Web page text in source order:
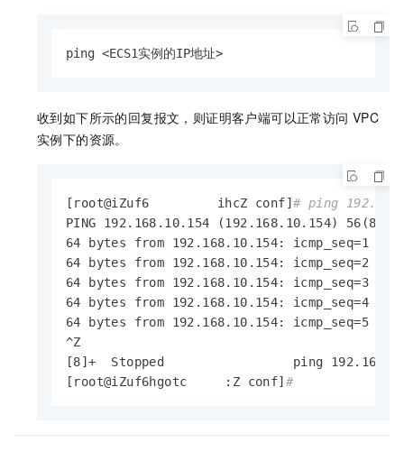
ping <ECS1实例的IP地址>
收到如下所示的回复报文，则证明客户端可以正常访问 VPC
实例下的资源。
[root@iZuf6         ihcZ conf] # ping
PING 192.168.10.154 (192.168.10.154)
64 bytes from 192.168.10.154: icmp_seq=1
64 bytes from 192.168.10.154: icmp_seq=2
64 bytes from 192.168.10.154: icmp_seq=3
64 bytes from 192.168.10.154: icmp_seq=4
64 bytes from 192.168.10.154: icmp_seq=5
^Z
[8]+  Stopped                 ping
[root@iZuf6hgotc     :Z conf] #